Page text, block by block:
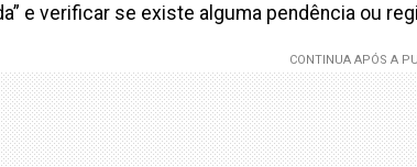
e verificar se existe alguma pendência ou